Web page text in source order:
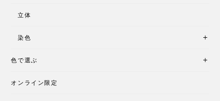
立体
染色
色で選ぶ
オンライン限定